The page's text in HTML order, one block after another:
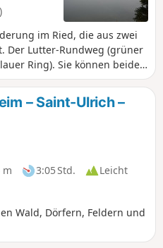
im Ried, die aus zwei
Der Lutter-Rundweg (grüner
Ring). Sie können beide
wandern. Die Wanderung
gibt. Die
von Benfeld und führt
entlang der Flüsse Lutter,
und Pfaden (sehr wenig
– Saint-Ulrich –
m 3:05 Std.
Leicht
Wald, Dörfern, Feldern und